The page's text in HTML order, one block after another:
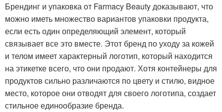
Брендинг и упаковка от Farmacy Beauty доказывают, что
можно иметь множество вариантов упаковки продукта,
если есть один определяющий элемент, который
связывает все это вместе. Этот бренд по уходу за кожей
и телом имеет характерный логотип, который находится
на этикетке всего, что они продают. Хотя контейнеры для
продуктов сильно различаются по цвету и стилю, видное
место, которое они отводят для своего логотипа, создает
стильное единообразие бренда.